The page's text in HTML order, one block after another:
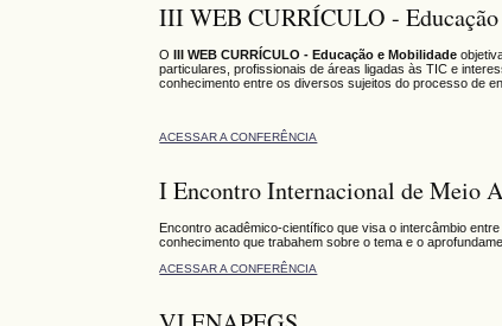
III WEB CURRÍCULO -
OIII WEB CURRÍCULO - Educação e Mobilidade
particulares, profissionais de áreas ligadas às TIC e
conhecimento entre os diversos sujeitos do processo de
ACESSAR A CONFERÊNCIA
I Encontro Internacional de Meio
Encontro acadêmico-científico que visa o intercâmbio
conhecimento que trabahem sobre o tema e o
ACESSAR A CONFERÊNCIA